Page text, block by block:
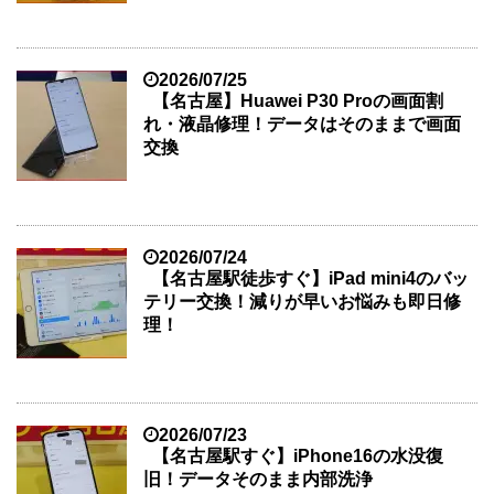
2026/07/25
【名古屋】Huawei P30 Proの画面割
れ・液晶修理！データはそのままで画面
交換
2026/07/24
【名古屋駅徒歩すぐ】iPad mini4のバッ
テリー交換！減りが早いお悩みも即日修
理！
2026/07/23
【名古屋駅すぐ】iPhone16の水没復
旧！データそのまま内部洗浄